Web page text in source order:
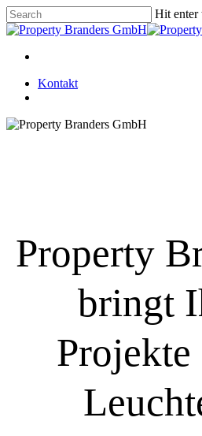
Skip
to
content
Hit enter
Close
Menu
Kontakt
Property
bringt
Projekte